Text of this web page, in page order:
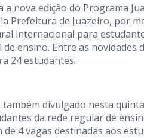
a nova edição do Programa
Prefeitura de Juazeiro, por
internacional para
de ensino. Entre as
24 estudantes.
divulgado nesta
da rede regular de
de 4 vagas destinadas aos